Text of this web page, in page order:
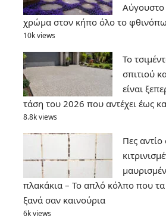
Αύγουστο
χρώμα στον κήπο όλο το
10k views
Το
σπιτιού
είναι
τάση του 2026 που αντέχει έως
8.8k views
Πες αντίο
πλακάκια – Το απλό κόλπο που τα
ξανά σαν καινούρια
6k views